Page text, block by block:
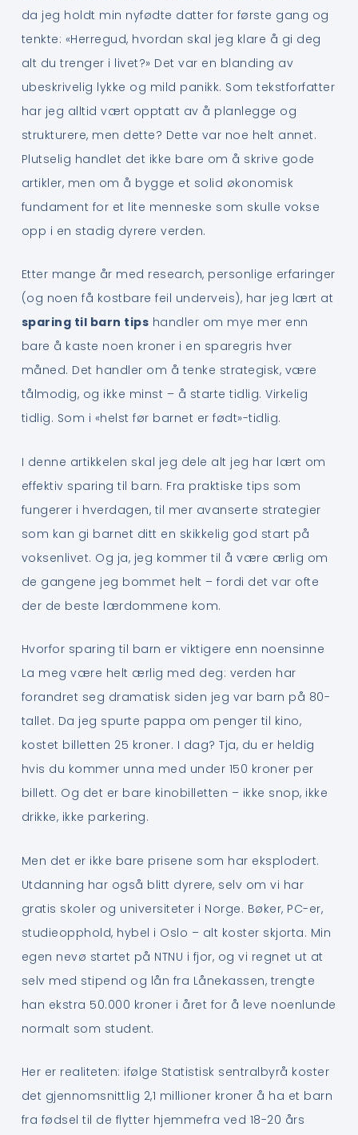
da jeg holdt min nyfødte datter for første gang og
tenkte: «Herregud, hvordan skal jeg klare å gi deg
alt du trenger i livet?» Det var en blanding av
ubeskrivelig lykke og mild panikk. Som tekstforfatter
har jeg alltid vært opptatt av å planlegge og
strukturere, men dette? Dette var noe helt annet.
Plutselig handlet det ikke bare om å skrive gode
artikler, men om å bygge et solid økonomisk
fundament for et lite menneske som skulle vokse
opp i en stadig dyrere verden.
Etter mange år med research, personlige erfaringer
(og noen få kostbare feil underveis), har jeg lært at
sparing til barn tips handler om mye mer enn
bare å kaste noen kroner i en sparegris hver
måned. Det handler om å tenke strategisk, være
tålmodig, og ikke minst – å starte tidlig. Virkelig
tidlig. Som i «helst før barnet er født»-tidlig.
I denne artikkelen skal jeg dele alt jeg har lært om
effektiv sparing til barn. Fra praktiske tips som
fungerer i hverdagen, til mer avanserte strategier
som kan gi barnet ditt en skikkelig god start på
voksenlivet. Og ja, jeg kommer til å være ærlig om
de gangene jeg bommet helt – fordi det var ofte
der de beste lærdommene kom.
Hvorfor sparing til barn er viktigere enn noensinne
La meg være helt ærlig med deg: verden har
forandret seg dramatisk siden jeg var barn på 80-
tallet. Da jeg spurte pappa om penger til kino,
kostet billetten 25 kroner. I dag? Tja, du er heldig
hvis du kommer unna med under 150 kroner per
billett. Og det er bare kinobilletten – ikke snop, ikke
drikke, ikke parkering.
Men det er ikke bare prisene som har eksplodert.
Utdanning har også blitt dyrere, selv om vi har
gratis skoler og universiteter i Norge. Bøker, PC-er,
studieopphold, hybel i Oslo – alt koster skjorta. Min
egen nevø startet på NTNU i fjor, og vi regnet ut at
selv med stipend og lån fra Lånekassen, trengte
han ekstra 50.000 kroner i året for å leve noenlunde
normalt som student.
Her er realiteten: ifølge Statistisk sentralbyrå koster
det gjennomsnittlig 2,1 millioner kroner å ha et barn
fra fødsel til de flytter hjemmefra ved 18-20 års